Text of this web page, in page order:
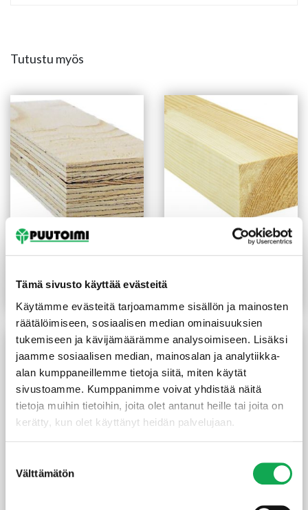
Tämä sivusto käyttää evästeitä
Käytämme evästeitä tarjoamamme sisällön ja mainosten
räätälöimiseen, sosiaalisen median ominaisuuksien
tukemiseen ja kävijämäärämme analysoimiseen. Lisäksi
jaamme sosiaalisen median, mainosalan ja analytiikka-
alan kumppaneillemme tietoja siitä, miten käytät
sivustoamme. Kumppanimme voivat yhdistää näitä
tietoja muihin tietoihin, joita olet antanut heille tai joita on
kerätty, kun olet käyttänyt heidän palvelujaan.
valinta
Välttämätön
Tutustu myös
Väliseinätolppa viilupuu
39x66x2550 mm
Väliseinäpuu liimattu
42x66x3000 mm
Lämpökäsitelty mänty